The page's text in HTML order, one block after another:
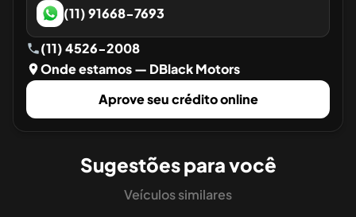
(11) 91668-7693
(11) 4526-2008
Onde estamos— DBlack Motors
Aprove seu crédito online
Sugestões para você
Veículos similares